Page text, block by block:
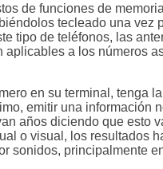
de funciones de
tecleado una
tipo de teléfonos, las
a los números
en su terminal, tenga
emitir una información
años diciendo que esto
o visual, los resultados
sonidos, principalmente